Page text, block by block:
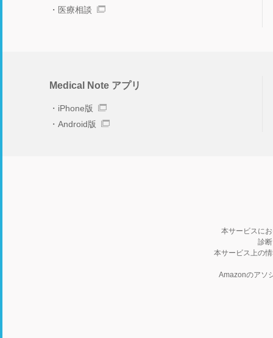
医療相談
Medical Note アプリ
iPhone版
Android版
本サービスに
診
本サービス上の
Amazonのアソ